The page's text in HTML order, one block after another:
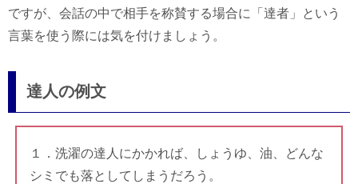
ですが、会話の中で相手を称賛する場合に「達者」という
言葉を使う際には気を付けましょう。
達人の例文
１．洗濯の達人にかかれば、しょうゆ、油、どんな
シミでも落としてしまうだろう。